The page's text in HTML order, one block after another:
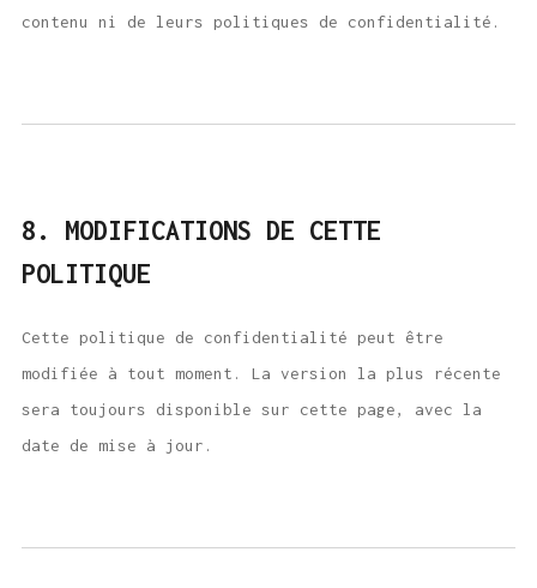
contenu ni de leurs politiques de confidentialité.
8. MODIFICATIONS DE CETTE
POLITIQUE
Cette politique de confidentialité peut être
modifiée à tout moment. La version la plus récente
sera toujours disponible sur cette page, avec la
date de mise à jour.